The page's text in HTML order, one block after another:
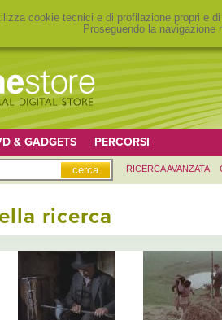
cookie tecnici e di profilazione propri e
Proseguendo la
& GADGETS PERCORSI
RICERCA AVANZATA
ricerca